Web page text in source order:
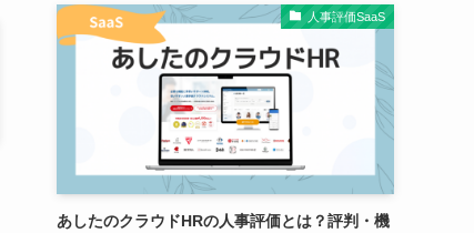
人事評価SaaS
あしたのクラウドHRの人事評価とは？評判・機